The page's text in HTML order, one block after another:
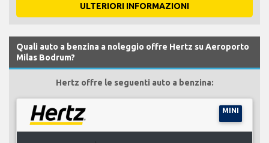
ULTERIORI INFORMAZIONI
Quali auto a benzina a noleggio offre Hertz su Aeroporto
Milas Bodrum?
Hertz offre le seguenti auto a benzina:
MINI